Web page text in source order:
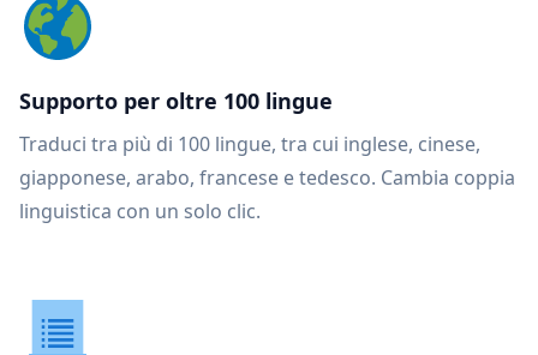
Supporto per oltre 100 lingue
Traduci tra più di 100 lingue, tra cui inglese, cinese,
giapponese, arabo, francese e tedesco. Cambia coppia
linguistica con un solo clic.